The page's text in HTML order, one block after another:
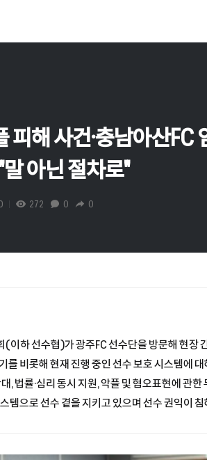
피해 사건·충남아산FC
아닌 절차로"
272 0 0
이하 선수협)가 광주FC 선수단을 방문해 현장
를 비롯해 현재 진행 중인 선수 보호 시스템에
, 법률·심리 동시 지원, 악플 및 혐오표현에 관
템으로 선수 곁을 지키고 있으며 선수 권익이